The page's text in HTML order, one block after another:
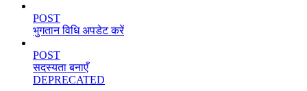
POST
भुगतान विधि अपडेट करें
POST
सदस्यता बनाएँ
DEPRECATED